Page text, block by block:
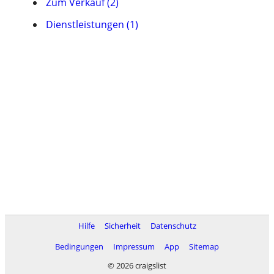
Dienstleistungen (1)
Hilfe Sicherheit
Datenschutz
Bedingungen
Impressum App
Sitemap
© 2026 craigslist